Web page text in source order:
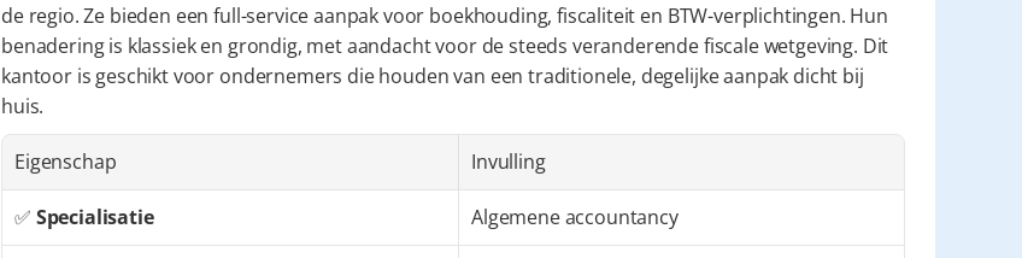
de regio. Ze bieden een full-service aanpak voor boekhouding, fiscaliteit en BTW-verplichtingen. Hun
benadering is klassiek en grondig, met aandacht voor de steeds veranderende fiscale wetgeving. Dit
kantoor is geschikt voor ondernemers die houden van een traditionele, degelijke aanpak dicht bij
huis.
Eigenschap Invulling
✅ Specialisatie Algemene accountancy